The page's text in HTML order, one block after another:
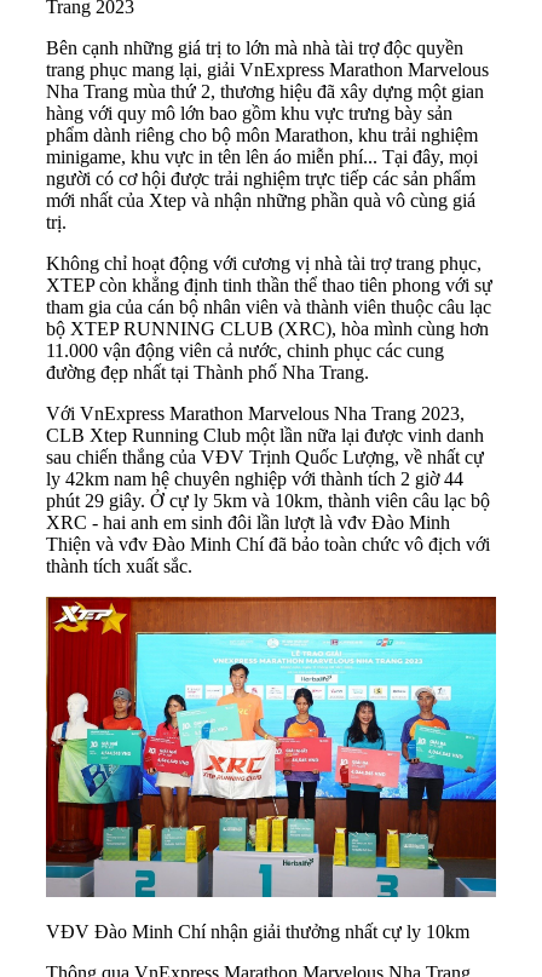
Trang 2023
Bên cạnh những giá trị to lớn mà nhà tài trợ độc quyền
trang phục mang lại, giải VnExpress Marathon Marvelous
Nha Trang mùa thứ 2, thương hiệu đã xây dựng một gian
hàng với quy mô lớn bao gồm khu vực trưng bày sản
phẩm dành riêng cho bộ môn Marathon, khu trải nghiệm
minigame, khu vực in tên lên áo miễn phí... Tại đây, mọi
người có cơ hội được trải nghiệm trực tiếp các sản phẩm
mới nhất của Xtep và nhận những phần quà vô cùng giá
trị.
Không chỉ hoạt động với cương vị nhà tài trợ trang phục,
XTEP còn khẳng định tinh thần thể thao tiên phong với sự
tham gia của cán bộ nhân viên và thành viên thuộc câu lạc
bộ XTEP RUNNING CLUB (XRC), hòa mình cùng hơn
11.000 vận động viên cả nước, chinh phục các cung
đường đẹp nhất tại Thành phố Nha Trang.
Với VnExpress Marathon Marvelous Nha Trang 2023,
CLB Xtep Running Club một lần nữa lại được vinh danh
sau chiến thắng của VĐV Trịnh Quốc Lượng, về nhất cự
ly 42km nam hệ chuyên nghiệp với thành tích 2 giờ 44
phút 29 giây. Ở cự ly 5km và 10km, thành viên câu lạc bộ
XRC - hai anh em sinh đôi lần lượt là vđv Đào Minh
Thiện và vđv Đào Minh Chí đã bảo toàn chức vô địch với
thành tích xuất sắc.
VĐV Đào Minh Chí nhận giải thưởng nhất cự ly 10km